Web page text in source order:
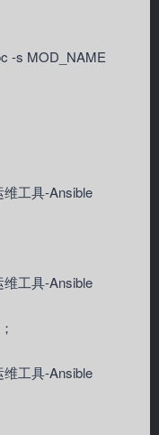
-s MOD_NAME